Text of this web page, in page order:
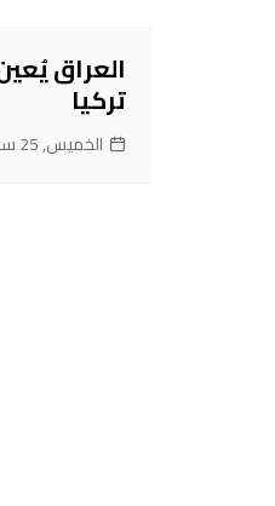
العراق
تركيا
الخميس, 25 سبتمبر 2025, 16:54